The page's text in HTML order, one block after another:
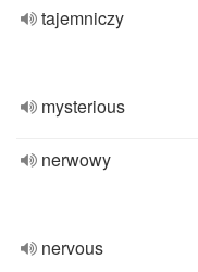
tajemniczy
mysterious
nerwowy
nervous